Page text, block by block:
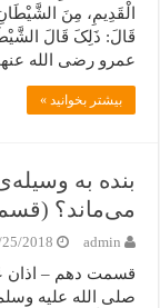
الْقَدِیمِ، مِنَ
عمرو رضی الله
بیشتر بخوانید »
بنده به
می‌ماند؟
admin
2018
قسمت دهم – اذان
صلی الله علیه